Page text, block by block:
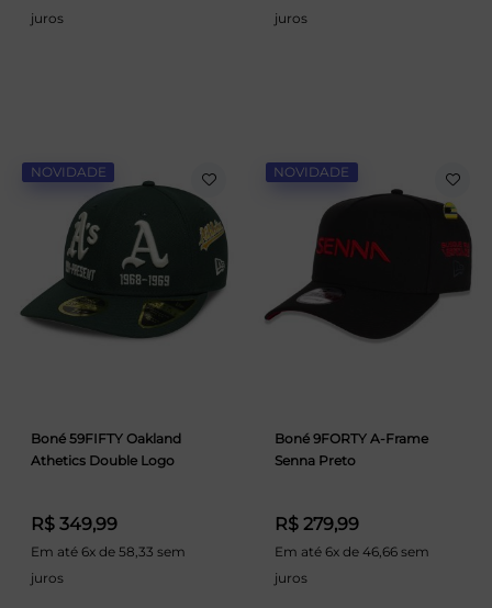
juros
juros
NOVIDADE
Boné 59FIFTY Oakland
Athetics Double Logo
R$ 349,99
Em até 6x de 58,33 sem
juros
NOVIDADE
Boné 9FORTY A-Frame
Senna Preto
R$ 279,99
Em até 6x de 46,66 sem
juros